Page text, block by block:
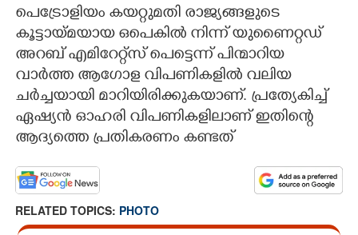
LITERATURE
ZOOM
CONTACT US
പെട്രോളിയം കയറ്റുമതി രാജ്യങ്ങളുടെ
കൂട്ടായ്മയായ ഒപെകിൽ നിന്ന് യുണൈറ്റഡ്
അറബ് എമിറേറ്റ്സ് പെട്ടെന്ന് പിന്മാറിയ
വാർത്ത ആഗോള വിപണികളിൽ വലിയ
ചർച്ചയായി മാറിയിരിക്കുകയാണ്. പ്രത്യേകിച്ച്
ഏഷ്യൻ ഓഹരി വിപണികളിലാണ് ഇതിന്റെ
ആദ്യത്തെ പ്രതികരണം കണ്ടത്
RELATED TOPICS: PHOTO